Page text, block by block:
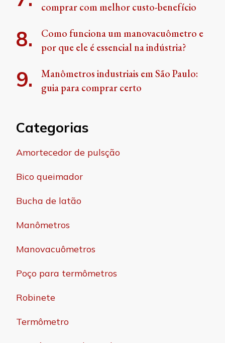
comprar com melhor custo-benefício
Como funciona um manovacuômetro e
por que ele é essencial na indústria?
Manômetros industriais em São Paulo:
guia para comprar certo
Categorias
Amortecedor de pulsção
Bico queimador
Bucha de latão
Manômetros
Manovacuômetros
Poço para termômetros
Robinete
Termômetro